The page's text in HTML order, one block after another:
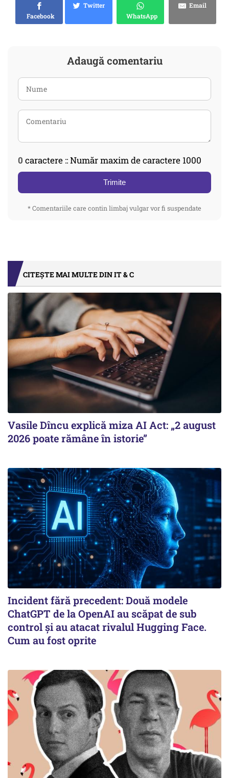
Facebook
Twitter
WhatsApp
Email
Adaugă comentariu
0 caractere :: Număr maxim de caractere 1000
Trimite
* Comentariile care contin limbaj vulgar vor fi suspendate
CITEȘTE MAI MULTE DIN IT & C
Vasile Dîncu explică miza AI Act: „2 august
2026 poate rămâne în istorie”
Incident fără precedent: Două modele
ChatGPT de la OpenAI au scăpat de sub
control și au atacat rivalul Hugging Face.
Cum au fost oprite